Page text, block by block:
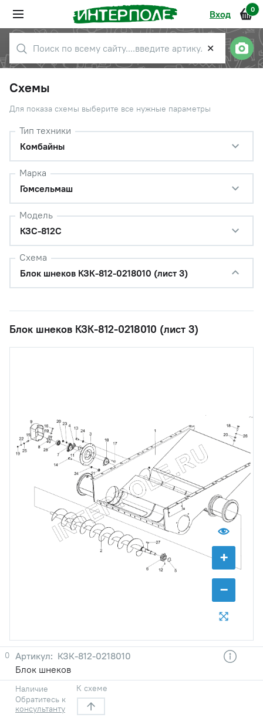
Вход 0
✕
Схемы
Для показа схемы выберите все нужные параметры
Тип техники
Комбайны
Марка
Гомсельмаш
Модель
КЗС-812С
Схема
Блок шнеков КЗК-812-0218010 (лист 3)
Блок шнеков КЗК-812-0218010 (лист 3)
+
−
0
КЗК-812-0218010
Блок шнеков
Наличие
Обратитесь к
консультанту
К схеме